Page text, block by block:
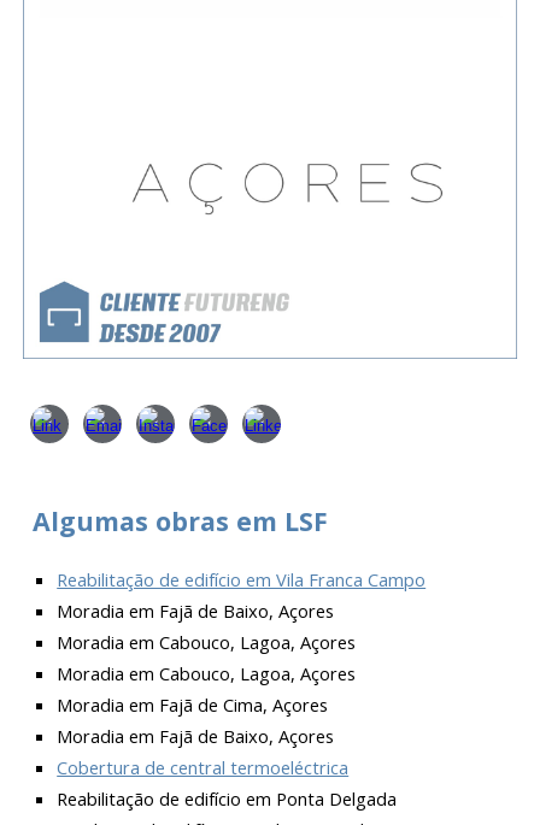
Algumas obras em LSF
Reabilitação de edifício em Vila Franca Campo
Moradia em Fajã de Baixo, Açores
Moradia em Cabouco, Lagoa, Açores
Moradia em Cabouco, Lagoa, Açores
Moradia em Fajã de Cima, Açores
Moradia em Fajã de Baixo, Açores
Cobertura de central termoeléctrica
Reabilitação de edifício em Ponta Delgada